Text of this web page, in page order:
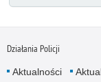
Działania Policji
Aktualności